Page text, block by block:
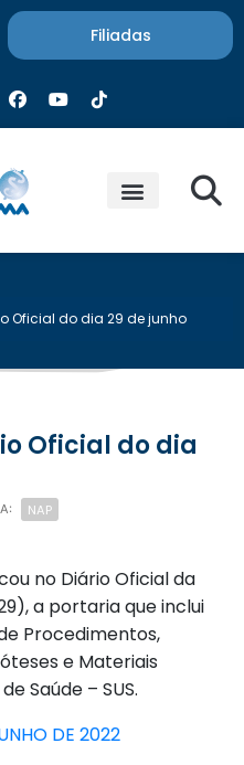
Filiadas
Oficial do dia 29 de junho
NAP
no Diário Oficial da
a portaria que inclui
Procedimentos,
e Materiais
Saúde – SUS.
DE 2022